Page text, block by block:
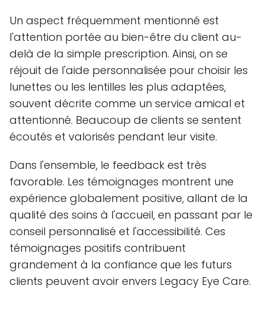
Un aspect fréquemment mentionné est
l'attention portée au bien-être du client au-
delà de la simple prescription. Ainsi, on se
réjouit de l'aide personnalisée pour choisir les
lunettes ou les lentilles les plus adaptées,
souvent décrite comme un service amical et
attentionné. Beaucoup de clients se sentent
écoutés et valorisés pendant leur visite.
Dans l'ensemble, le feedback est très
favorable. Les témoignages montrent une
expérience globalement positive, allant de la
qualité des soins à l'accueil, en passant par le
conseil personnalisé et l'accessibilité. Ces
témoignages positifs contribuent
grandement à la confiance que les futurs
clients peuvent avoir envers Legacy Eye Care.